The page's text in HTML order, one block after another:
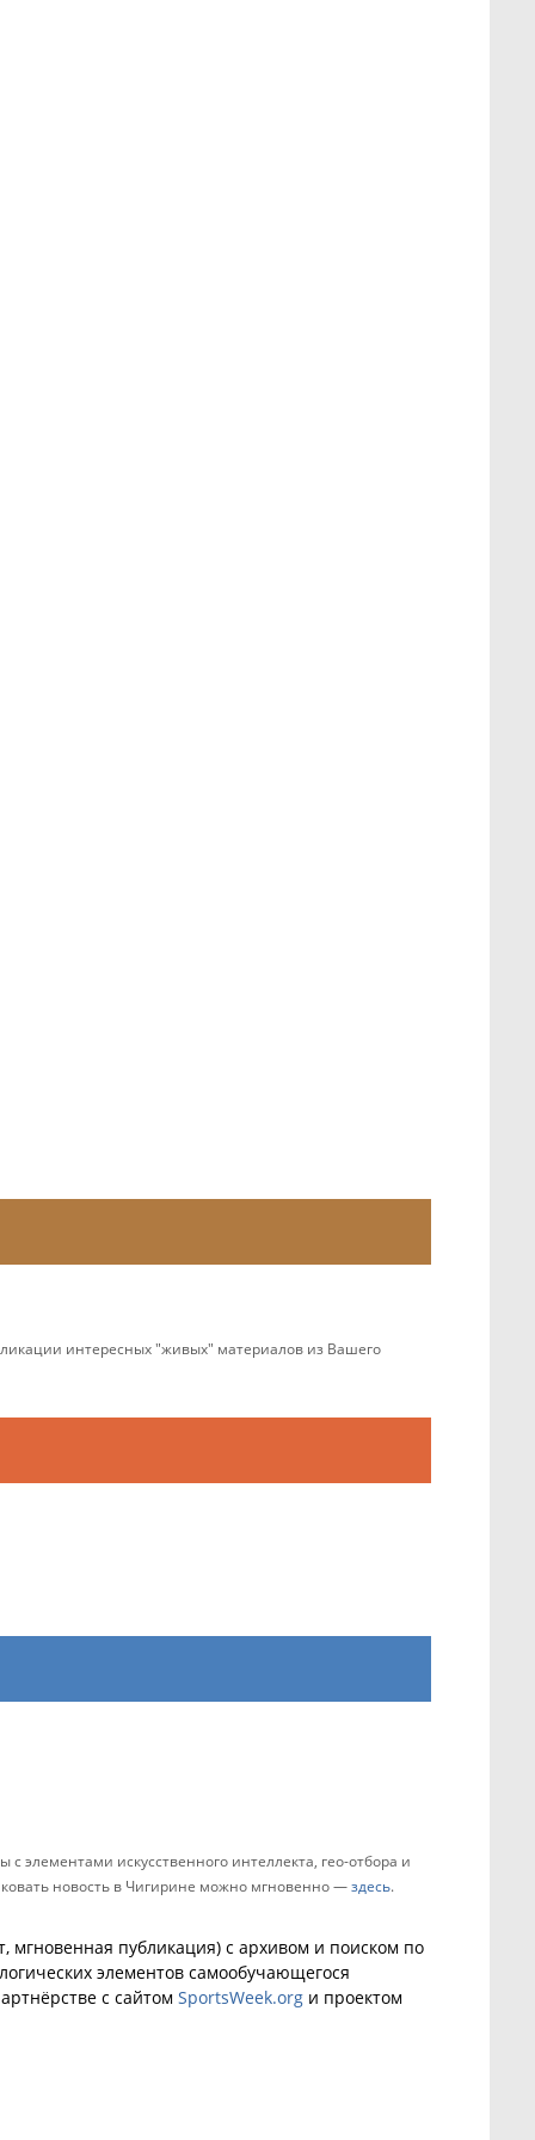
интересных "живых" материалов из Вашего
элементами искусственного интеллекта, гео-отбора и
новость в Чигирине можно мгновенно —здесь.
публикация) с архивом и поиском по
элементов самообучающегося
с сайтом SportsWeek.org и проектом